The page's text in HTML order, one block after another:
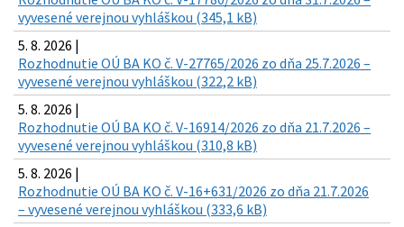
vyvesené verejnou vyhláškou (345,1 kB)
5. 8. 2026 |
Rozhodnutie OÚ BA KO č. V-27765/2026 zo dňa 25.7.2026 –
vyvesené verejnou vyhláškou (322,2 kB)
5. 8. 2026 |
Rozhodnutie OÚ BA KO č. V-16914/2026 zo dňa 21.7.2026 –
vyvesené verejnou vyhláškou (310,8 kB)
5. 8. 2026 |
Rozhodnutie OÚ BA KO č. V-16+631/2026 zo dňa 21.7.2026
– vyvesené verejnou vyhláškou (333,6 kB)